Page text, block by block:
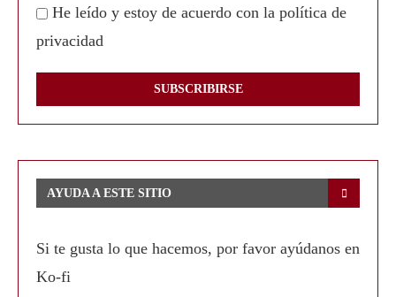
He leído y estoy de acuerdo con la política de
privacidad
AYUDA A ESTE SITIO
Si te gusta lo que hacemos, por favor ayúdanos en
Ko-fi